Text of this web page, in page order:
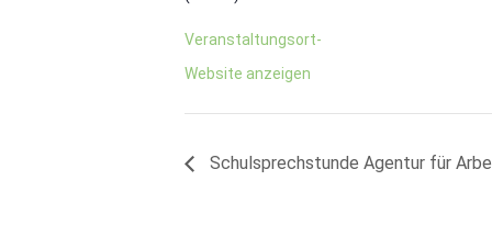
Veranstaltungsort-
Website anzeigen
Schulsprechstunde Agentur für